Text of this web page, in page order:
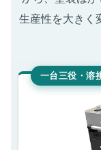
生産性を大きく
一台三役・溶